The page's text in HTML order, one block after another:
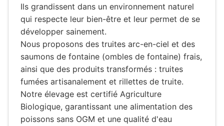
Ils grandissent dans un environnement naturel
qui respecte leur bien-être et leur permet de se
développer sainement.
Nous proposons des truites arc-en-ciel et des
saumons de fontaine (ombles de fontaine) frais,
ainsi que des produits transformés : truites
fumées artisanalement et rillettes de truite.
Notre élevage est certifié Agriculture
Biologique, garantissant une alimentation des
poissons sans OGM et une qualité d'eau